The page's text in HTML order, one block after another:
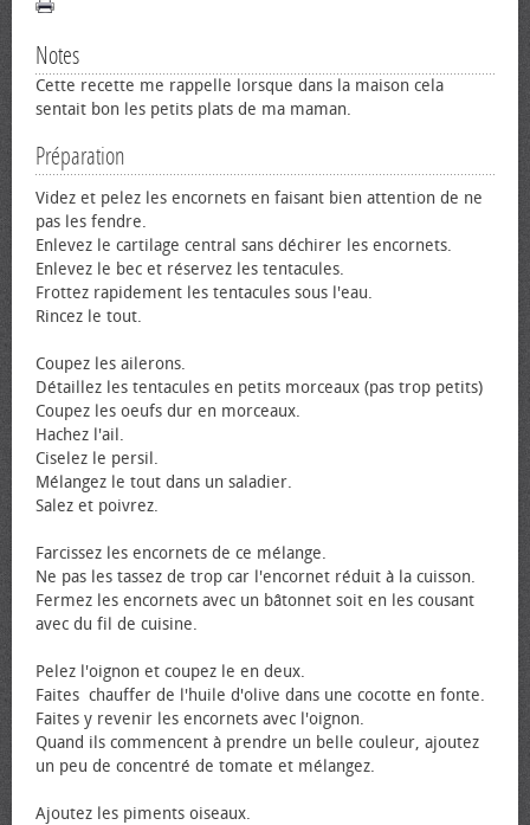
Notes
Cette recette me rappelle lorsque dans la maison cela
sentait bon les petits plats de ma maman.
Préparation
Videz et pelez les encornets en faisant bien attention de ne
pas les fendre.
Enlevez le cartilage central sans déchirer les encornets.
Enlevez le bec et réservez les tentacules.
Frottez rapidement les tentacules sous l'eau.
Rincez le tout.
Coupez les ailerons.
Détaillez les tentacules en petits morceaux (pas trop petits)
Coupez les œufs dur en morceaux.
Hachez l'ail.
Ciselez le persil.
Mélangez le tout dans un saladier.
Salez et poivrez.
Farcissez les encornets de ce mélange.
Ne pas les tassez de trop car l'encornet réduit à la cuisson.
Fermez les encornets avec un bâtonnet soit en les cousant
avec du fil de cuisine.
Pelez l'oignon et coupez le en deux.
Faites chauffer de l'huile d'olive dans une cocotte en fonte.
Faites y revenir les encornets avec l'oignon.
Quand ils commencent à prendre un belle couleur, ajoutez
un peu de concentré de tomate et mélangez.
Ajoutez les piments oiseaux.